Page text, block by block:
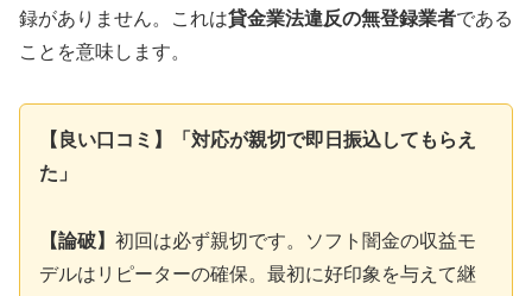
録がありません。これは貸金業法違反の無登録業者である
ことを意味します。
【良い口コミ】「対応が親切で即日振込してもらえ
た」
【論破】 初回は必ず親切です。ソフト闇金の収益モ
デルはリピーターの確保。最初に好印象を与えて継